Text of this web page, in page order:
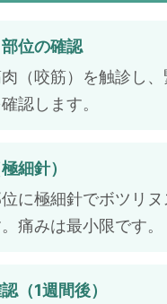
位の確認
（咬筋）を触診し
認します。
細針）
に極細針でボツリ
痛みは最小限です。
（1週間後）